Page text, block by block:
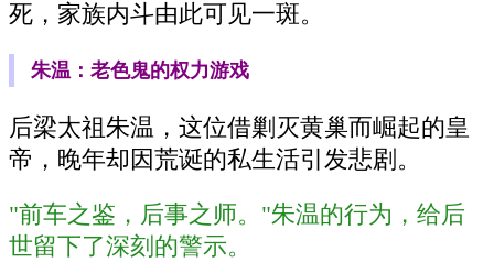
死，家族内斗由此可见一斑。
朱温：老色鬼的权力游戏
后梁太祖朱温，这位借剿灭黄巢而崛起的皇
帝，晚年却因荒诞的私生活引发悲剧。
"前车之鉴，后事之师。"朱温的行为，给后
世留下了深刻的警示。